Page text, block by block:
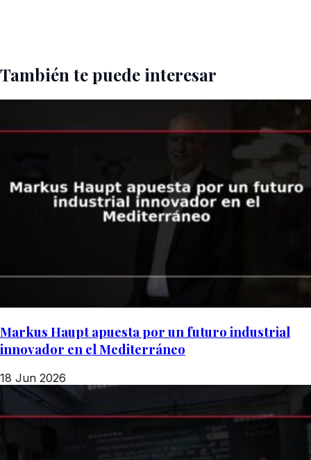
También te puede interesar
Markus Haupt apuesta por un futuro industrial
innovador en el Mediterráneo
18 Jun 2026